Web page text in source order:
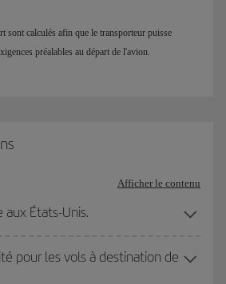
sont calculés afin que le transporteur puisse
préalables au départ de l'avion.
Afficher le contenu
États-Unis.
pour les vols à destination de